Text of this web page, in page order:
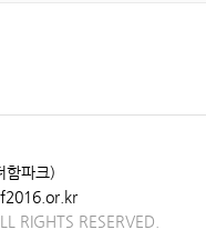
함파크)
RIGHTS RESERVED.